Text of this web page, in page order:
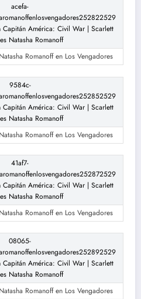
Romanoff en Los Vengadores
Romanoff en Los Vengadores
Romanoff en Los Vengadores
Romanoff en Los Vengadores